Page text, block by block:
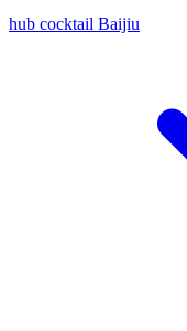
hub cocktail Baijiu